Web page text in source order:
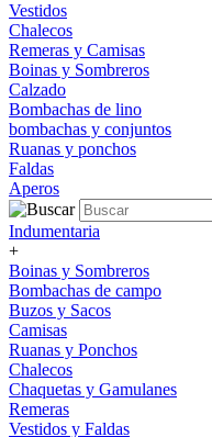
Vestidos
Chalecos
Remeras y Camisas
Boinas y Sombreros
Calzado
Bombachas de lino
bombachas y conjuntos
Ruanas y ponchos
Faldas
Aperos
Indumentaria
+
Boinas y Sombreros
Bombachas de campo
Buzos y Sacos
Camisas
Ruanas y Ponchos
Chalecos
Chaquetas y Gamulanes
Remeras
Vestidos y Faldas